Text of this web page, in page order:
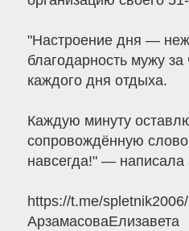
"Настроение дня —
благодарность мужу
каждого дня отдыха.
Каждую минуту
сопровождённую
навсегда!" — написала
https://t.me/
АрзамасоваЕлизавета